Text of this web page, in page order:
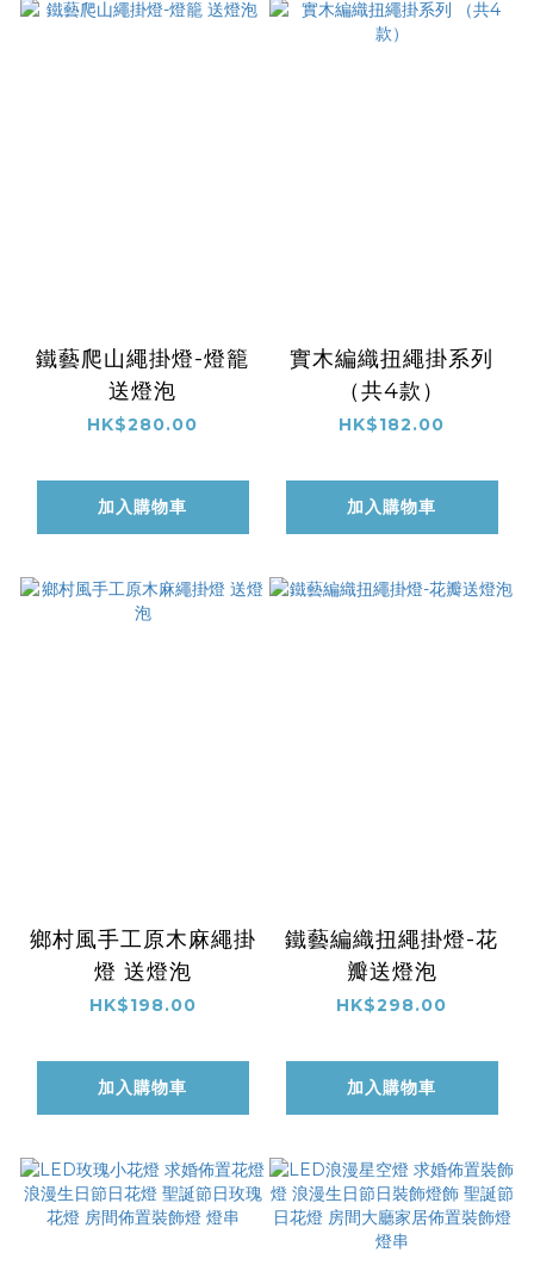
鐵藝爬山繩掛燈-燈籠
送燈泡
HK$280.00
加入購物車
實木編織扭繩掛系列
（共4款）
HK$182.00
加入購物車
鄉村風手工原木麻繩掛
燈 送燈泡
HK$198.00
加入購物車
鐵藝編織扭繩掛燈-花
瓣送燈泡
HK$298.00
加入購物車